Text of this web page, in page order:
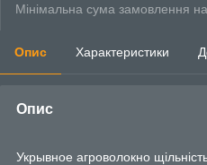
Мінімальна сума замовлення
Опис Характеристики
Опис
Укрывное агроволокно